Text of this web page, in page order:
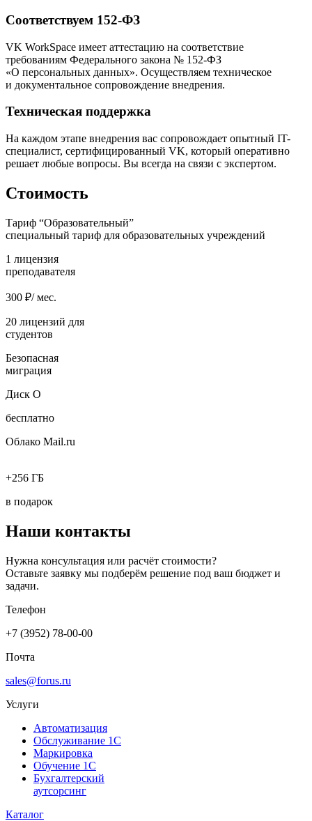
Соответствуем 152-ФЗ
VK WorkSpace имеет аттестацию на соответствие
требованиям Федерального закона № 152-ФЗ
«О персональных данных». Осуществляем техническое
и документальное сопровождение внедрения.
Техническая поддержка
На каждом этапе внедрения вас сопровождает опытный IT-
специалист, сертифицированный VK, который оперативно
решает любые вопросы. Вы всегда на связи с экспертом.
Стоимость
Тариф “Образовательный”
специальный тариф для образовательных учреждений
1 лицензия
преподавателя
300 ₽/ мес.
20 лицензий для
студентов
Безопасная
миграция
Диск О
бесплатно
Облако Mail.ru
+256 ГБ
в подарок
Наши контакты
Нужна консультация или расчёт стоимости?
Оставьте заявку мы подберём решение под ваш бюджет и
задачи.
Телефон
+7 (3952) 78-00-00
Почта
sales@forus.ru
Услуги
Автоматизация
Обслуживание 1С
Маркировка
Обучение 1С
Бухгалтерский
аутсорсинг
Каталог